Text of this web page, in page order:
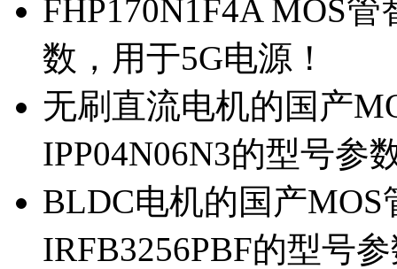
FHP170N1F4A MOS
数，用于5G电源！
无刷直流电机的国产
IPP04N06N3的型号参
BLDC电机的国产MOS
IRFB3256PBF的型号